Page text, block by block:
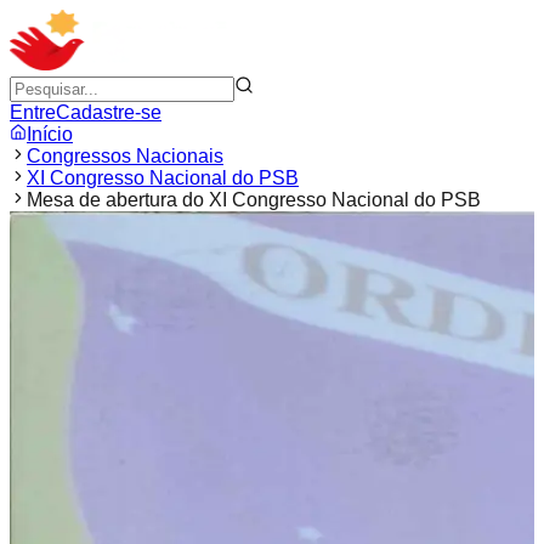
EntreCadastre-se
Início
Congressos Nacionais
XI Congresso Nacional do PSB
Mesa de abertura do XI Congresso Nacional do PSB